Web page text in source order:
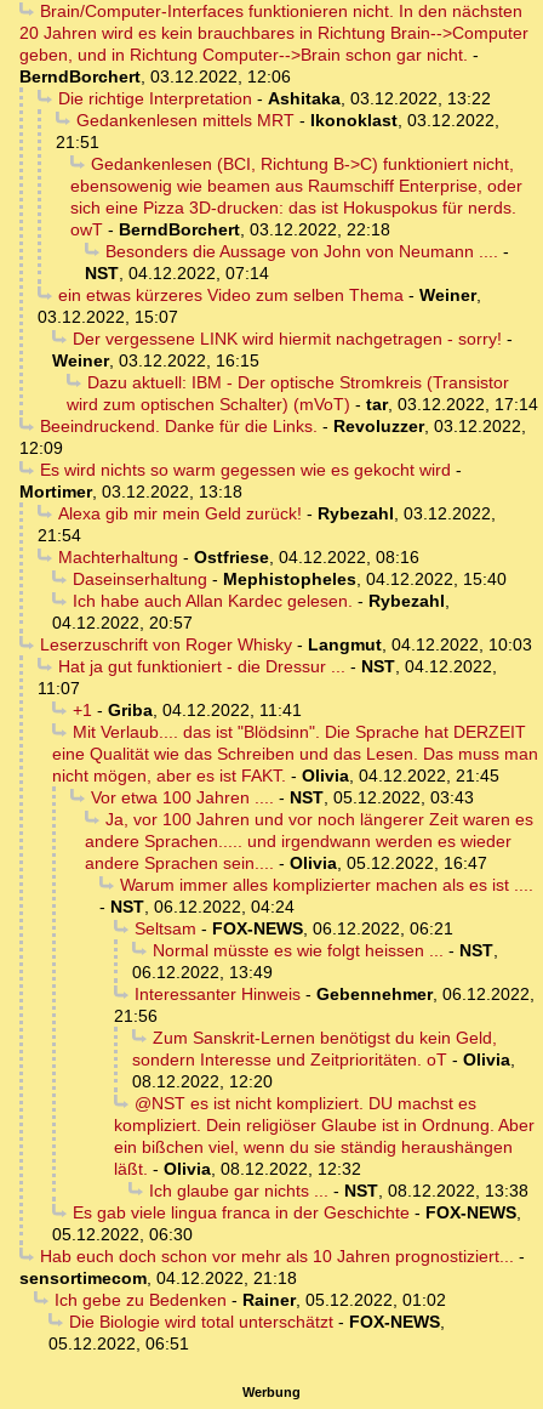
Brain/Computer-Interfaces funktionieren nicht. In den nächsten
20 Jahren wird es kein brauchbares in Richtung Brain-->Computer
geben, und in Richtung Computer-->Brain schon gar nicht. -
BerndBorchert, 03.12.2022, 12:06
Die richtige Interpretation - Ashitaka, 03.12.2022, 13:22
Gedankenlesen mittels MRT- Ikonoklast, 03.12.2022,
21:51
Gedankenlesen (BCI, Richtung B->C) funktioniert nicht,
ebensowenig wie beamen aus Raumschiff Enterprise, oder
sich eine Pizza 3D-drucken: das ist Hokuspokus für nerds.
owT - BerndBorchert, 03.12.2022, 22:18
Besonders die Aussage von John von Neumann .... -
NST, 04.12.2022, 07:14
ein etwas kürzeres Video zum selben Thema- Weiner,
03.12.2022, 15:07
Der vergessene LINK wird hiermit nachgetragen - sorry! -
Weiner, 03.12.2022, 16:15
Dazu aktuell: IBM - Der optische Stromkreis (Transistor
wird zum optischen Schalter) (mVoT) - tar, 03.12.2022, 17:14
Beeindruckend. Danke für die Links. - Revoluzzer, 03.12.2022,
12:09
Es wird nichts so warm gegessen wie es gekocht wird -
Mortimer, 03.12.2022, 13:18
Alexa gib mir mein Geld zurück! - Rybezahl, 03.12.2022,
21:54
Machterhaltung - Ostfriese, 04.12.2022, 08:16
Daseinserhaltung - Mephistopheles, 04.12.2022, 15:40
Ich habe auch Allan Kardec gelesen. - Rybezahl,
04.12.2022, 20:57
Leserzuschrift von Roger Whisky- Langmut, 04.12.2022, 10:03
Hat ja gut funktioniert - die Dressur ... - NST, 04.12.2022,
11:07
+1- Griba, 04.12.2022, 11:41
Mit Verlaub.... das ist "Blödsinn". Die Sprache hat DERZEIT
eine Qualität wie das Schreiben und das Lesen. Das muss man
nicht mögen, aber es ist FAKT. - Olivia, 04.12.2022, 21:45
Vor etwa 100 Jahren .... - NST, 05.12.2022, 03:43
Ja, vor 100 Jahren und vor noch längerer Zeit waren es
andere Sprachen..... und irgendwann werden es wieder
andere Sprachen sein.... - Olivia, 05.12.2022, 16:47
Warum immer alles komplizierter machen als es ist ....
- NST, 06.12.2022, 04:24
Seltsam - FOX-NEWS, 06.12.2022, 06:21
Normal müsste es wie folgt heissen ... - NST,
06.12.2022, 13:49
Interessanter Hinweis- Gebennehmer, 06.12.2022,
21:56
Zum Sanskrit-Lernen benötigst du kein Geld,
sondern Interesse und Zeitprioritäten. oT - Olivia,
08.12.2022, 12:20
@NST es ist nicht kompliziert. DU machst es
kompliziert. Dein religiöser Glaube ist in Ordnung. Aber
ein bißchen viel, wenn du sie ständig heraushängen
läßt. - Olivia, 08.12.2022, 12:32
Ich glaube gar nichts ... - NST, 08.12.2022, 13:38
Es gab viele lingua franca in der Geschichte- FOX-NEWS,
05.12.2022, 06:30
Hab euch doch schon vor mehr als 10 Jahren prognostiziert... -
sensortimecom, 04.12.2022, 21:18
Ich gebe zu Bedenken - Rainer, 05.12.2022, 01:02
Die Biologie wird total unterschätzt- FOX-NEWS,
05.12.2022, 06:51
Werbung